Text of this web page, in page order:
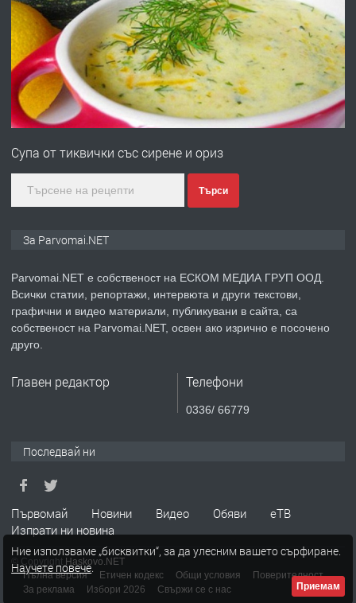
ПРЕДЛАГА Работа за общи работници
преди 1 година
ПРЕДЛАГА
Първи поход "По стъпките на Ангел
преди 1 година
ПРЕДЛАГА Уроци по Математика
преди 1 година
Търсим работник
Супа от тиквички със сирене и ориз
Търси
За Parvomai.NET
Parvomai.NET е собственост на ЕСКОМ МЕДИА ГРУП ООД.
Всички статии, репортажи, интервюта и други текстови,
графични и видео материали, публикувани в сайта, са
собственост на Parvomai.NET, освен ако изрично е посочено
друго.
Главен редактор Телефони
0336/ 66779
Последвай ни
Първомай Новини Видео Обяви
еТВ
Изпрати ни новина
© Copyright Haskovo.NET
Пълна версия
Етичен кодекс Общи условия
Поверителност
За реклама
Избори 2026 Свържи се с нас
Ние използваме „бисквитки“, за да улесним вашето сърфиране.
Научете повече.
Приемам